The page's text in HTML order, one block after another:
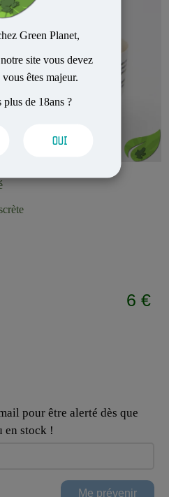
Green Planet,
site vous devez
êtes majeur.
de 18ans ?
OUI
6 €
pour être alerté dès que
en stock !